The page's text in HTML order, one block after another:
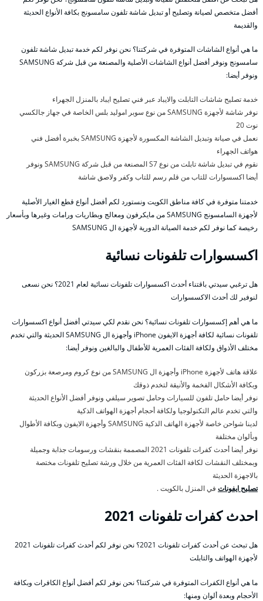
أفضل متخصص لصيانة وتصليح أو تبديل شاشة تلفون سامسونج بكافة الأنواع الحديثة
والقديمة
ما هي أنواع الشاشات المتوفرة في شركتنا؟ نحن نوفر لكم خدمة تبديل شاشة تلفون
سامسونج ونوفر أفضل أنواع الشاشات الأصلية والمصنعة من قبل شركة SAMSUNG
ونوفر أيضا:
خدمة تصليح شاشات التابلت والايباد عبر فني تصليح ايباد بالمنزل الجهراء
نوفر شاشة لأجهزة SAMSUNG من نوع سوبر اموليد بلس الخاصة في جهاز جالكسي
نوت 20
نعمل في صيانة وتبديل الشاشة المكسورة لأجهزة SAMSUNG بخبرة أفضل فني
هواتف الجهراء
نقوم في تبديل شاشة تابلت من نوع S7 المصنعة من قبل شركة SAMSUNG ونوفر
أيضا اكسسوارات للتاب من قلم رسم للتاب وكفر ولاصق شاشة
خدمتنا متوفرة في كافة مناطق الكويت ونستورد لكم أفضل أنواع قطع الغيار الأصلية
لأجهزة السامسونج SAMSUNG من مايكرفون ومعالج وبطاريات ورامات وغيرها وبأسعار
رخيصة كما نوفر لكم خدمة الصيانة الدورية لأجهزة ال SAMSUNG
اكسسوارات تلفونات نسائية
هل ترغبي سيدتي باقتناء أحدث اكسسوارات تلفونات نسائية لعام 2021؟ نحن نسعى
لنوفير لك أحدث الاكسسوارات
ما هي أهم إكسسوارات تلفونات نسائية؟ نحن نقدم لكي سيدتي أفضل أنواع اكسسوارات
تلفونات نسائية لكافة أجهزة الايفون iPhone وأجهزة ال SAMSUNG الحديثة والتي تخدم
مختلف الأذواق ولكافة الفئات العمرية للأطفال والبالغين ونوفر أيضا:
علاقة هاتف لأجهزة iPhone وأجهزة ال SAMSUNG من نوع كروم ومرصعة بزركون
وبكافة الأشكال الفخمة والأنيقة لتخدم ذوقك
نوفر أيضا حامل تلفون للسيارات وحامل تصوير سيلفي ونوفر أفضل الأنواع الحديثة
والتي تخدم عالم التكنولوجيا ولكافة أحجام أجهزة الهواتف الذكية
لدينا شواحن خاصة لأجهزة الهاتف الذكية SAMSUNG وأجهزة الايفون وبكافة الأطوال
وبألوان مختلفة
نوفر أيضا أحدث كفرات تلفونات 2021 المصممة بنقشات ورسومات جذابة وجميلة
وبمختلف النقشات لكافة الفئات العمرية من خلال ورشة تصليح تلفونات مختصة
بالاجهزة الحديثة
تصليح ايفونات في المنزل بالكويت .
احدث كفرات تلفونات 2021
هل تبحث عن أحدث كفرات تلفونات 2021؟ نحن نوفر لكم أحدث كفرات تلفونات 2021
لأجهزة الهواتف والتابلت
ما هي أنواع الكفرات المتوفرة في شركتنا؟ نحن نوفر لكم أفضل أنواع الكافرات وبكافة
الأحجام وبعدة ألوان ومنها: